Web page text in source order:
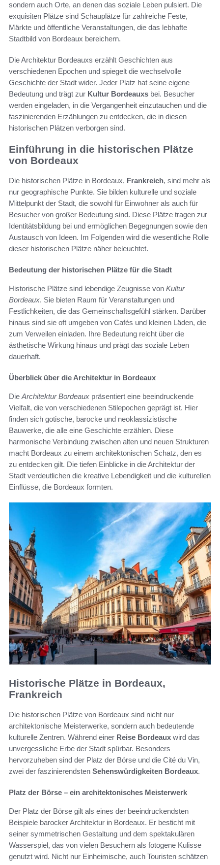
sondern auch Orte, an denen das soziale Leben pulsiert. Die
exquisiten Plätze sind Schauplätze für zahlreiche Feste,
Märkte und öffentliche Veranstaltungen, die das lebhafte
Stadtbild von Bordeaux bereichern.
Die Architektur Bordeauxs erzählt Geschichten aus
verschiedenen Epochen und spiegelt die wechselvolle
Geschichte der Stadt wider. Jeder Platz hat seine eigene
Bedeutung und trägt zur Kultur Bordeauxs bei. Besucher
werden eingeladen, in die Vergangenheit einzutauchen und die
faszinierenden Erzählungen zu entdecken, die in diesen
historischen Plätzen verborgen sind.
Einführung in die historischen Plätze
von Bordeaux
Die historischen Plätze in Bordeaux, Frankreich, sind mehr als
nur geographische Punkte. Sie bilden kulturelle und soziale
Mittelpunkt der Stadt, die sowohl für Einwohner als auch für
Besucher von großer Bedeutung sind. Diese Plätze tragen zur
Identitätsbildung bei und ermöglichen Begegnungen sowie den
Austausch von Ideen. Im Folgenden wird die wesentliche Rolle
dieser historischen Plätze näher beleuchtet.
Bedeutung der historischen Plätze für die Stadt
Historische Plätze sind lebendige Zeugnisse von Kultur
Bordeaux. Sie bieten Raum für Veranstaltungen und
Festlichkeiten, die das Gemeinschaftsgefühl stärken. Darüber
hinaus sind sie oft umgeben von Cafés und kleinen Läden, die
zum Verweilen einladen. Ihre Bedeutung reicht über die
ästhetische Wirkung hinaus und prägt das soziale Leben
dauerhaft.
Überblick über die Architektur in Bordeaux
Die Architektur Bordeaux präsentiert eine beeindruckende
Vielfalt, die von verschiedenen Stilepochen geprägt ist. Hier
finden sich gotische, barocke und neoklassizistische
Bauwerke, die alle eine Geschichte erzählen. Diese
harmonische Verbindung zwischen alten und neuen Strukturen
macht Bordeaux zu einem architektonischen Schatz, den es
zu entdecken gilt. Die tiefen Einblicke in die Architektur der
Stadt verdeutlichen die kreative Lebendigkeit und die kulturellen
Einflüsse, die Bordeaux formten.
Historische Plätze in Bordeaux,
Frankreich
Die historischen Plätze von Bordeaux sind nicht nur
architektonische Meisterwerke, sondern auch bedeutende
kulturelle Zentren. Während einer Reise Bordeaux wird das
unvergessliche Erbe der Stadt spürbar. Besonders
hervorzuheben sind der Platz der Börse und die Cité du Vin,
zwei der faszinierendsten Sehenswürdigkeiten Bordeaux.
Platz der Börse – ein architektonisches Meisterwerk
Der Platz der Börse gilt als eines der beeindruckendsten
Beispiele barocker Architektur in Bordeaux. Er besticht mit
seiner symmetrischen Gestaltung und dem spektakulären
Wasserspiel, das von vielen Besuchern als fotogene Kulisse
genutzt wird. Nicht nur Einheimische, auch Touristen schätzen